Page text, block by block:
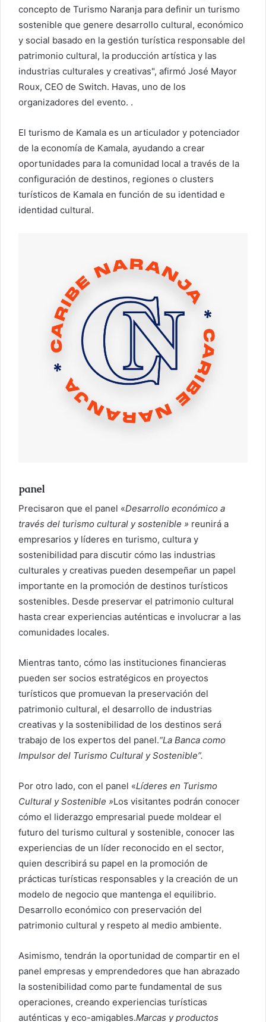
concepto de Turismo Naranja para definir un turismo
sostenible que genere desarrollo cultural, económico
y social basado en la gestión turística responsable del
patrimonio cultural, la producción artística y las
industrias culturales y creativas", afirmó José Mayor
Roux, CEO de Switch. Havas, uno de los
organizadores del evento. .
El turismo de Kamala es un articulador y potenciador
de la economía de Kamala, ayudando a crear
oportunidades para la comunidad local a través de la
configuración de destinos, regiones o clusters
turísticos de Kamala en función de su identidad e
identidad cultural.
panel
Precisaron que el panel «Desarrollo económico a
través del turismo cultural y sostenible » reunirá a
empresarios y líderes en turismo, cultura y
sostenibilidad para discutir cómo las industrias
culturales y creativas pueden desempeñar un papel
importante en la promoción de destinos turísticos
sostenibles. Desde preservar el patrimonio cultural
hasta crear experiencias auténticas e involucrar a las
comunidades locales.
Mientras tanto, cómo las instituciones financieras
pueden ser socios estratégicos en proyectos
turísticos que promuevan la preservación del
patrimonio cultural, el desarrollo de industrias
creativas y la sostenibilidad de los destinos será
trabajo de los expertos del panel.“La Banca como
Impulsor del Turismo Cultural y Sostenible”.
Por otro lado, con el panel «Líderes en Turismo
Cultural y Sostenible »Los visitantes podrán conocer
cómo el liderazgo empresarial puede moldear el
futuro del turismo cultural y sostenible, conocer las
experiencias de un líder reconocido en el sector,
quien describirá su papel en la promoción de
prácticas turísticas responsables y la creación de un
modelo de negocio que mantenga el equilibrio.
Desarrollo económico con preservación del
patrimonio cultural y respeto al medio ambiente.
Asimismo, tendrán la oportunidad de compartir en el
panel empresas y emprendedores que han abrazado
la sostenibilidad como parte fundamental de sus
operaciones, creando experiencias turísticas
auténticas y eco-amigables.Marcas y productos